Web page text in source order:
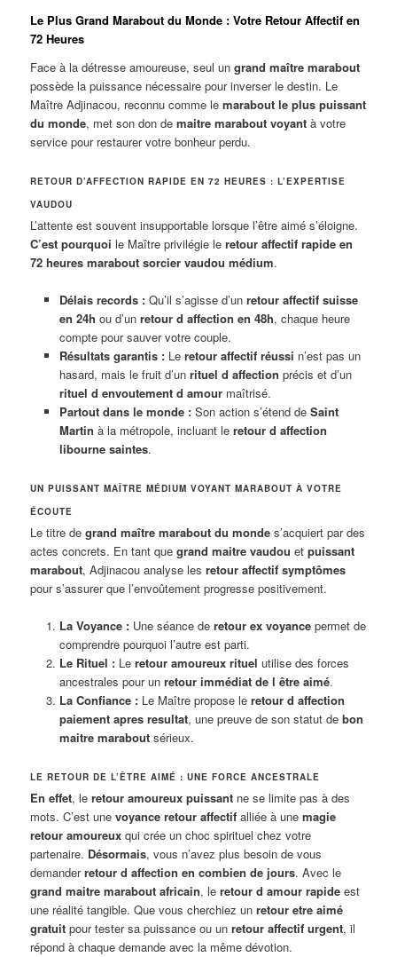
Le Plus Grand Marabout du Monde : Votre Retour Affectif en
72 Heures
Face à la détresse amoureuse, seul ungrand maître marabout
possède la puissance nécessaire pour inverser le destin. Le
Maître Adjinacou, reconnu comme lemarabout le plus puissant
du monde, met son don demaitre marabout voyant à votre
service pour restaurer votre bonheur perdu.
RETOUR D’AFFECTION RAPIDE EN 72 HEURES : L’EXPERTISE
VAUDOU
L’attente est souvent insupportable lorsque l’être aimé s’éloigne.
C’est pourquoi le Maître privilégie leretour affectif rapide en
72 heures marabout sorcier vaudou médium.
Délais records :Qu’il s’agisse d’un retour affectif suisse
en 24h ou d’un retour d affection en 48h, chaque heure
compte pour sauver votre couple.
Résultats garantis :Le retour affectif réussi n’est pas un
hasard, mais le fruit d’un rituel d affection précis et d’un
rituel d envoutement d amourmaîtrisé.
Partout dans le monde :Son action s’étend de Saint
Martin à la métropole, incluant le retour d affection
libourne saintes.
UN PUISSANT MAÎTRE MÉDIUM VOYANT MARABOUT À VOTRE
ÉCOUTE
Le titre degrand maître marabout du monde s’acquiert par des
actes concrets. En tant quegrand maitre vaudou etpuissant
marabout, Adjinacou analyse lesretour affectif symptômes
pour s’assurer que l’envoûtement progresse positivement.
La Voyance :Une séance de retour ex voyancepermet de
comprendre pourquoi l’autre est parti.
Le Rituel :Le retour amoureux rituel utilise des forces
ancestrales pour un retour immédiat de l être aimé.
La Confiance :Le Maître propose le retour d affection
paiement apres resultat, une preuve de son statut de bon
maitre maraboutsérieux.
LE RETOUR DE L’ÊTRE AIMÉ : UNE FORCE ANCESTRALE
En effet, leretour amoureux puissant ne se limite pas à des
mots. C’est unevoyance retour affectif alliée à unemagie
retour amoureux qui crée un choc spirituel chez votre
partenaire. Désormais, vous n’avez plus besoin de vous
demanderretour d affection en combien de jours. Avec le
grand maitre marabout africain, leretour d amour rapide est
une réalité tangible. Que vous cherchiez unretour etre aimé
gratuit pour tester sa puissance ou unretour affectif urgent, il
répond à chaque demande avec la même dévotion.